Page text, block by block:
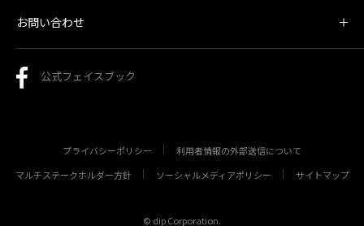
お問い合わせ
公式フェイスブック
プライバシーポリシー
利用者情報の外部送信について
マルチステークホルダー方針
ソーシャルメディアポリシー サイトマップ
© dip Corporation.